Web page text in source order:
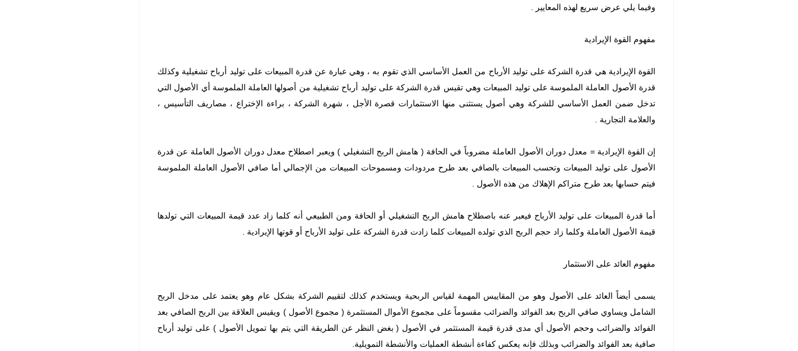
وفيما يلي عرض سريع لهذه المعايير .
مفهوم القوة الإيرادية
القوة الإيرادية هي قدرة الشركة على توليد الأرباح من العمل الأساسي الذي تقوم به ، وهي عبارة عن قدرة المبيعات على توليد أرباح تشغيلية وكذلك
قدرة الأصول العاملة الملموسة على توليد المبيعات وهي تقيس قدرة الشركة على توليد أرباح تشغيلية من أصولها العاملة الملموسة أي الأصول التي
تدخل ضمن العمل الأساسي للشركة وهي أصول يستثنى منها الاستثمارات قصرة الأجل ، شهرة الشركة ، براءة الإختراع ، مصاريف التأسيس ،
والعلامة التجارية .
إن القوة الإيرادية = معدل دوران الأصول العاملة مضروباً في الحافة ( هامش الربح التشغيلي ) ويعبر اصطلاح معدل دوران الأصول العاملة عن قدرة
الأصول على توليد المبيعات وتحسب المبيعات بالصافي بعد طرح مردودات ومسموحات المبيعات من الإجمالي أما صافي الأصول العاملة الملموسة
فيتم حسابها بعد طرح متراكم الإهلاك من هذه الأصول .
أما قدرة المبيعات على توليد الأرباح فيعبر عنه باصطلاح هامش الربح التشغيلي أو الحافة ومن الطبيعي أنه كلما زاد عدد قيمة المبيعات التي تولدها
قيمة الأصول العاملة وكلما زاد حجم الربح الذي تولده المبيعات كلما زادت قدرة الشركة على توليد الأرباح أو قوتها الإيرادية .
مفهوم العائد على الاستثمار
يسمى أيضاً العائد على الأصول وهو من المقاييس المهمة لقياس الربحية ويستخدم كذلك لتقييم الشركة بشكل عام وهو يعتمد على مدخل الربح
الشامل ويساوي صافي الربح بعد الفوائد والضرائب مقسوماً على مجموع الأموال المستثمرة ( مجموع الأصول ) ويقيس العلاقة بين الربح الصافي بعد
الفوائد والضرائب وحجم الأصول أي مدى قدرة قيمة المستثمر في الأصول ( بغض النظر عن الطريقة التي يتم بها تمويل الأصول ) على توليد أرباح
صافية بعد الفوائد والضرائب وبذلك فإنه يعكس كفاءة أنشطة العمليات والأنشطة التمويلية.